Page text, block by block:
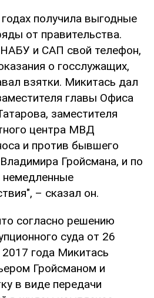
получила выгодные
от правительства.
и САП свой телефон,
о госслужащих,
взятки. Микитась дал
главы Офиса
заместителя
центра МВД
и против бывшего
Гройсмана, и по
немедленные
– сказал он.
согласно решению
суда от 26
года Микитась
Гройсманом и
в виде передачи